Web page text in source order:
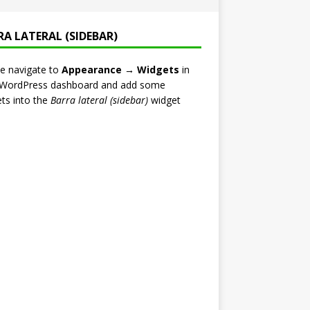
LATERAL (SIDEBAR)
navigate to Appearance → Widgets in
dashboard and add some
into the Barra lateral (sidebar)widget